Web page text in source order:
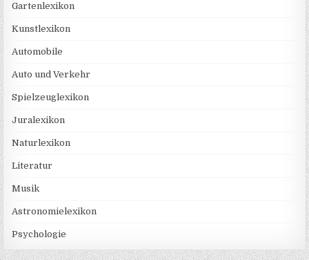
Gartenlexikon
Kunstlexikon
Automobile
Auto und Verkehr
Spielzeuglexikon
Juralexikon
Naturlexikon
Literatur
Musik
Astronomielexikon
Psychologie